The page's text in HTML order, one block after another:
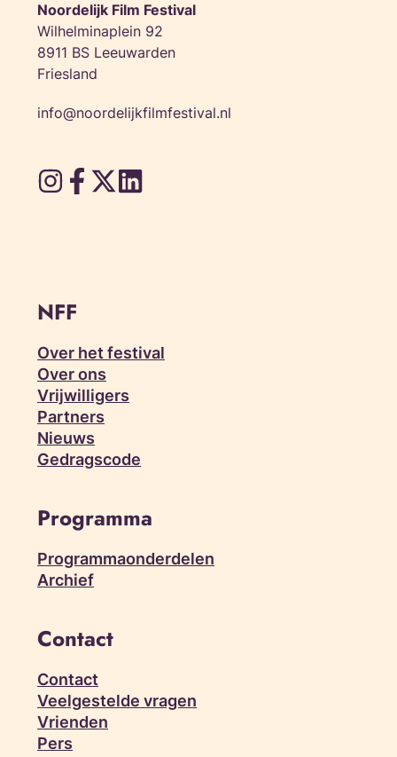
Noordelijk Film Festival
Wilhelminaplein 92
8911 BS Leeuwarden
Friesland
info@noordelijkfilmfestival.nl
NFF
Over het festival
Over ons
Vrijwilligers
Partners
Nieuws
Gedragscode
Programma
Programmaonderdelen
Archief
Contact
Contact
Veelgestelde vragen
Vrienden
Pers